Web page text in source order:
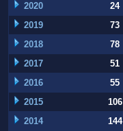
2020
24
2019
73
2018
78
2017
51
2016
55
2015
106
2014
144